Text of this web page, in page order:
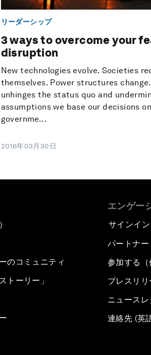
リーダーシップ
3 ways to overcome your
disruption
New technologies evolve. Societies
themselves. Power structures
unhinges the status quo and
assumptions we base our decisions
governme...
2016年03月30日
のコミュニティ
トーリー」
エンゲー
サインイン
パートナー
参加する（
プレスリ
ニュース
連絡先 (英